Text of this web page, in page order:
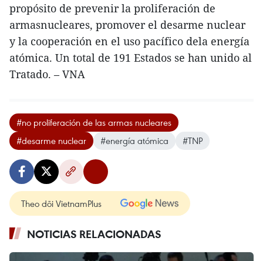
propósito de prevenir la proliferación de
armasnucleares, promover el desarme nuclear
y la cooperación en el uso pacífico dela energía
atómica. Un total de 191 Estados se han unido al
Tratado. – VNA
#no proliferación de las armas nucleares
#desarme nuclear
#energía atómica #TNP
Theo dõi VietnamPlus
NOTICIAS RELACIONADAS